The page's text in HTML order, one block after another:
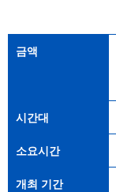
금액
시간대
소요시간
개최 기간